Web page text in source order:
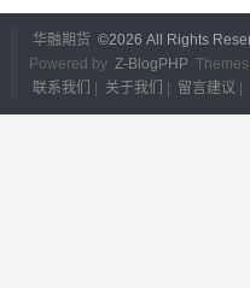
华融期货 ©2026 All Rights
Powered by Z-BlogPHP
联系我们
关于我们 留言建议